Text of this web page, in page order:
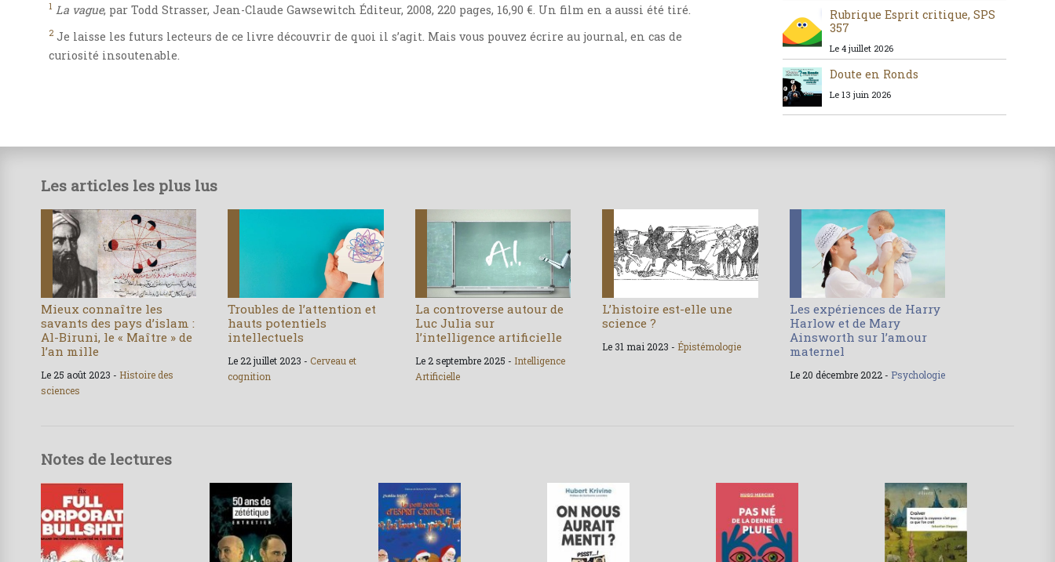
1 La vague, par Todd Strasser, Jean-Claude Gawsewitch Éditeur, 2008, 220 pages, 16,90 €. Un film en a aussi été tiré.
2 Je laisse les futurs lecteurs de ce livre découvrir de quoi il s’agit. Mais vous pouvez écrire au journal, en cas de
curiosité insoutenable.
Rubrique Esprit critique, SPS
357
Le 4 juillet 2026
Doute en Ronds
Le 13 juin 2026
Les articles les plus lus
Mieux connaître les
savants des pays d’islam :
Al-Biruni, le « Maître » de
l’an mille
Le 25 août 2023 - Histoire des
sciences
Troubles de l’attention et
hauts potentiels
intellectuels
Le 22 juillet 2023 -Cerveau et
cognition
La controverse autour de
Luc Julia sur
l’intelligence artificielle
Le 2 septembre 2025 - Intelligence
Artificielle
L’histoire est-elle une
science ?
Le 31 mai 2023 - Épistémologie
Les expériences de Harry
Harlow et de Mary
Ainsworth sur l’amour
maternel
Le 20 décembre 2022 - Psychologie
Notes de lectures